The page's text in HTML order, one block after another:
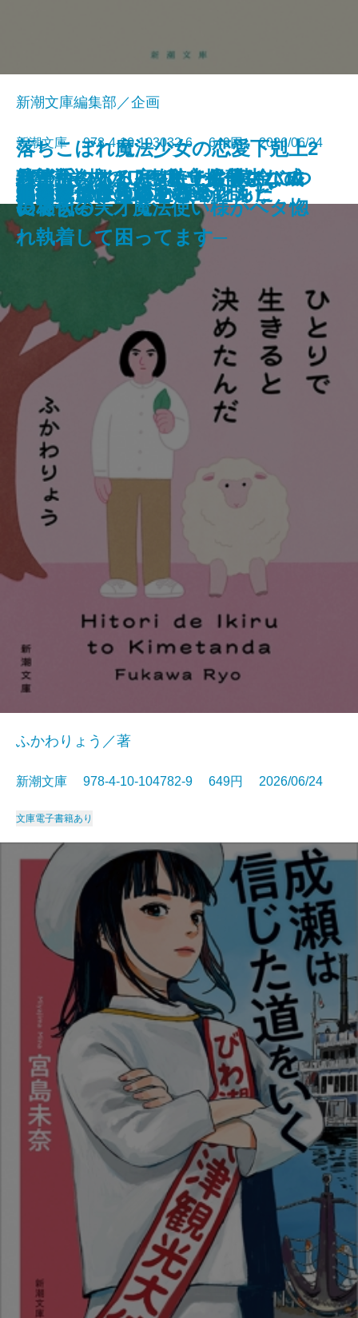
ともぐい
リリアン
脇役探偵は見逃さない
隣人
絞首台のある庭─私立探偵マニ
ー・ムーン─
聖女が、壺
龍の隠し子 幽世の薬剤師
プレゼント
あなたはここにいなくとも
きろくのほん
新潮文庫編集部／企画
新潮文庫 978-4-10-103032-6 649円 2026/06/24
文庫
ひとりで生きると決めたんだ
ふかわりょう／著
新潮文庫 978-4-10-104782-9 649円 2026/06/24
文庫電子書籍あり
成瀬は信じた道をいく
君が手にするはずだった黄金につ
いて
熟達論─人はいつまでも学び、成
長できる─
星を織る
ロボットが泣いた夜
血道
バイ・タイム─整時士佐藤スバル
の哀切─
落ちこぼれ魔法少女の恋愛下剋上2
─魔法学校のワケあり劣等生なの
に稀代の天才魔法使い様がベタ惚
れ執着して困ってます─
小公女たちのしあわせレシピ